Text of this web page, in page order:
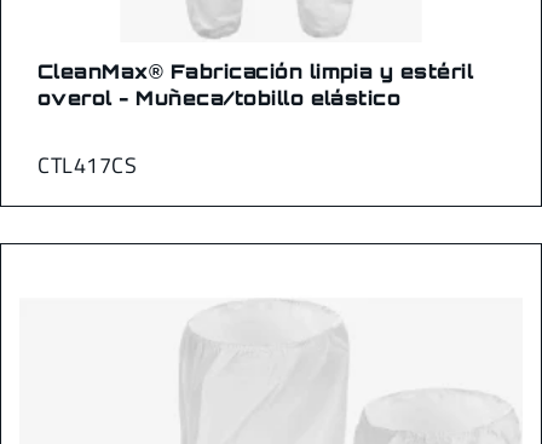
CTL417CS
CleanMax® Fabricación limpia y estéril
overol - Muñeca/tobillo elástico